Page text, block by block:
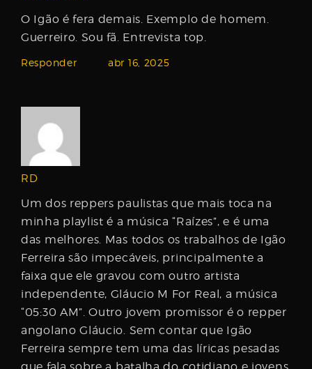
O Igão é fera demais. Exemplo de homem.
Guerreiro. Sou fã. Entrevista top.
Responder abr 16, 2025
RD
Um dos reppers paulistas que mais toca na
minha playlist é a música “Raízes”, e é uma
das melhores. Mas todos os trabalhos de Igão
Ferreira são impecáveis, principalmente a
faixa que ele gravou com outro artista
independente, Gláucio M For Real, a música
“05:30 AM”. Outro jovem promissor é o repper
angolano Gláucio. Sem contar que Igão
Ferreira sempre tem uma das líricas pesadas